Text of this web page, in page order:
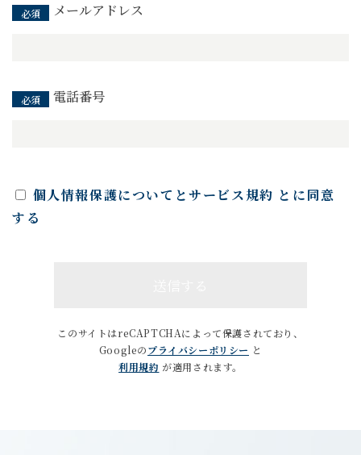
メールアドレス
電話番号
個人情報保護についてとサービス規約 とに同意
する
このサイトはreCAPTCHAによって保護されており、
Googleのプライバシーポリシー と
利用規約 が適用されます。